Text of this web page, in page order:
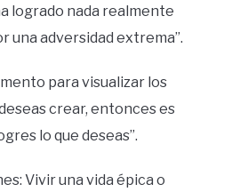
logrado nada realmente
una adversidad extrema”.
para visualizar los
crear, entonces es
lo que deseas”.
Vivir una vida épica o